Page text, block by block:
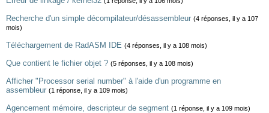
Recherche d'un simple décompilateur/désassembleur (4 réponses, il y a 107
mois)
Téléchargement de RadASM IDE (4 réponses, il y a 108 mois)
Que contient le fichier objet ? (5 réponses, il y a 108 mois)
Afficher "Processor serial number" à l'aide d'un programme en
assembleur (1 réponse, il y a 109 mois)
Agencement mémoire, descripteur de segment (1 réponse, il y a 109 mois)